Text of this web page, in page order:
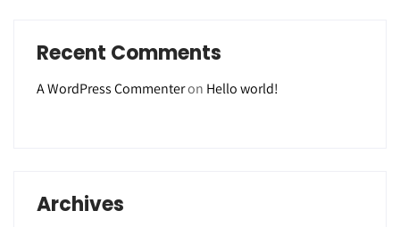
Recent Comments
A WordPress Commenteron Hello world!
Archives